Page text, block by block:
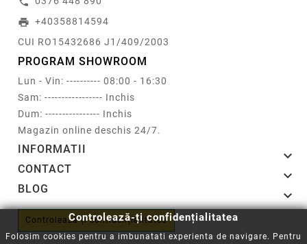
print +40358814594
CUI RO15432686 J1/409/2003
PROGRAM SHOWROOM
Lun - Vin: ---------- 08:00 - 16:30
Sam: ----------------- Inchis
Dum: ---------------- Inchis
Magazin online deschis 24/7.
INFORMATII 
CONTACT 
BLOG 
Controlează-ți confidențialitatea
Controlează-ți confidențialitatea
Folosim cookies pentru a imbunatati experienta de navigare. Pentru